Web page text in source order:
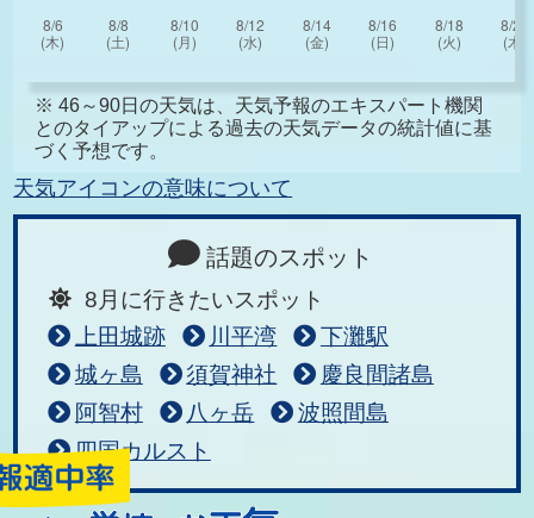
※ 46～90日の天気は、天気予報のエキスパート機関
とのタイアップによる過去の天気データの統計値に基
づく予想です。
天気アイコンの意味について
話題のスポット
8月に行きたいスポット
上田城跡
川平湾
下灘駅
城ヶ島
須賀神社
慶良間諸島
阿智村
八ヶ岳
波照間島
四国カルスト